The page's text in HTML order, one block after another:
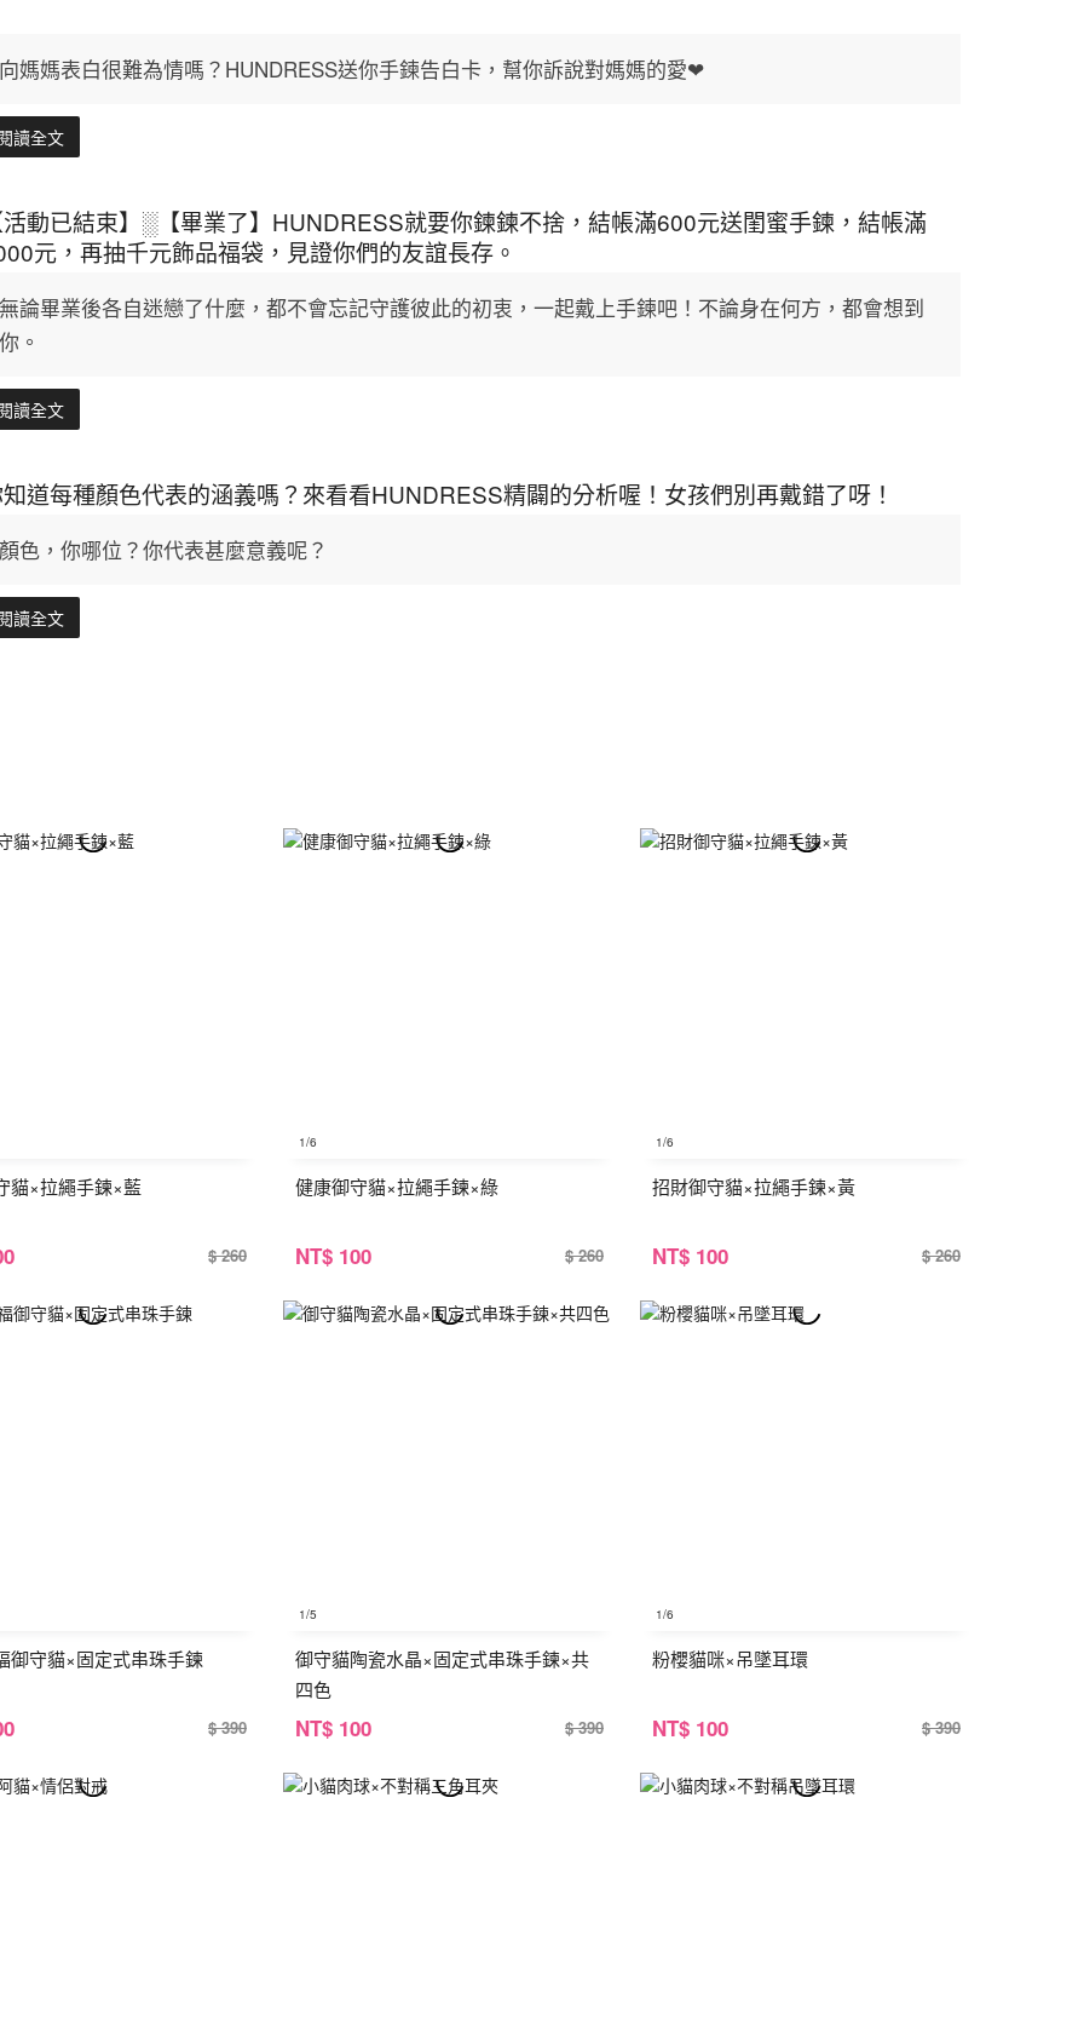
向媽媽表白很難為情嗎？HUNDRESS送你手鍊告白卡，幫你訴說對媽媽的愛❤
讀全文
動已結束】░【畢業了】HUNDRESS就要你鍊鍊不捨，結帳滿600元送閨蜜手鍊，結帳滿
元，再抽千元飾品福袋，見證你們的友誼長存。
無論畢業後各自迷戀了什麼，都不會忘記守護彼此的初衷，一起戴上手鍊吧！不論身在何方，都會想到
你。
讀全文
道每種顏色代表的涵義嗎？來看看HUNDRESS精闢的分析喔！女孩們別再戴錯了呀！
顏色，你哪位？你代表甚麼意義呢？
讀全文
貓×拉繩手鍊×藍
$ 260
1/6
健康御守貓×拉繩手鍊×綠
NT$ 100 $ 260
1/6
招財御守貓×拉繩手鍊×黃
NT$ 100 $ 260
御守貓×固定式串珠手鍊
$ 390
1/5
御守貓陶瓷水晶×固定式串珠手鍊×共
四色
NT$ 100 $ 390
1/6
粉櫻貓咪×吊墜耳環
NT$ 100 $ 390